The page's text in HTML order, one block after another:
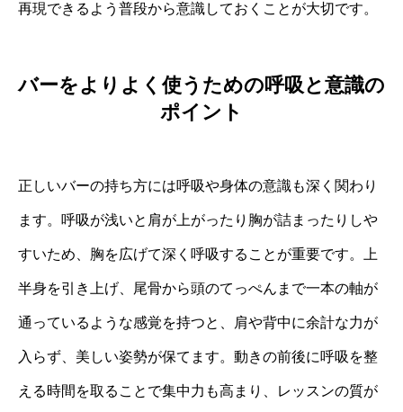
再現できるよう普段から意識しておくことが大切です。
バーをよりよく使うための呼吸と意識の
ポイント
正しいバーの持ち方には呼吸や身体の意識も深く関わり
ます。呼吸が浅いと肩が上がったり胸が詰まったりしや
すいため、胸を広げて深く呼吸することが重要です。上
半身を引き上げ、尾骨から頭のてっぺんまで一本の軸が
通っているような感覚を持つと、肩や背中に余計な力が
入らず、美しい姿勢が保てます。動きの前後に呼吸を整
える時間を取ることで集中力も高まり、レッスンの質が